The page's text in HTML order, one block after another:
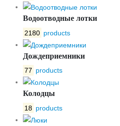
Водоотводные лотки
2180 products
Дождеприемники
77 products
Колодцы
18 products